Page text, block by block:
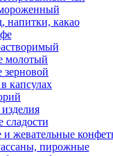
напитки, какао
молотый
зерновой
капсулах
сладости
жевательные
пирожные